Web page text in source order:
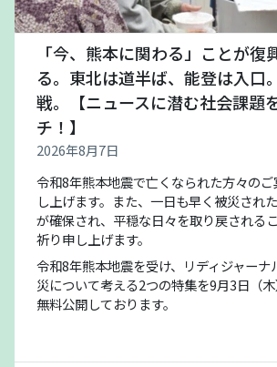
「今、熊本に関わる」ことが復
る。東北は道半ば、能登は入口
戦。【ニュースに潜む社会課題
チ！】
2026年8月7日
令和8年熊本地震で亡くなられた方々の
し上げます。また、一日も早く被災され
が確保され、平穏な日々を取り戻される
祈り申し上げます。
令和8年熊本地震を受け、リディジャーナ
災について考える2つの特集を9月3日（
無料公開しております。